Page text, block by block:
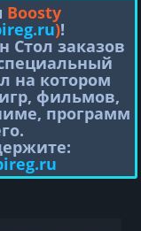
Boosty
)!
Стол заказов
на котором
фильмов,
программ